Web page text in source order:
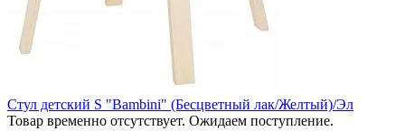
Стул детский S "Bambini" (Бесцветный лак/Желтый)/Эл
Товар временно отсутствует. Ожидаем поступление.